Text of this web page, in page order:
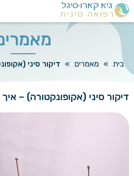
בית » מאמרים » דיקור סיני
דיקור סיני (אקופונקטורה) –